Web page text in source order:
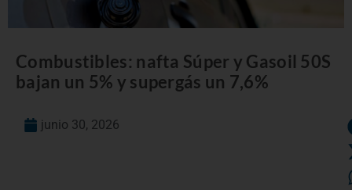
Combustibles: nafta Súper y Gasoil 50S
bajan un 5% y supergás un 7,6%
junio 30, 2026